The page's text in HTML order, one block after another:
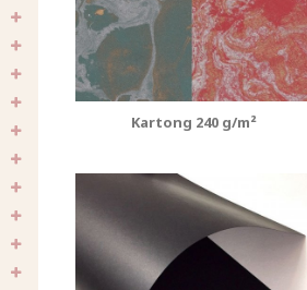
Kartong 240 g/m²